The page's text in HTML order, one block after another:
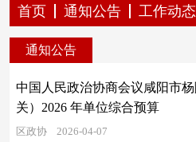
首页 通知公告 工作动态
通知公告
中国人民政治协商会议咸阳市
关）2026 年单位综合预算
区政协 2026-04-07